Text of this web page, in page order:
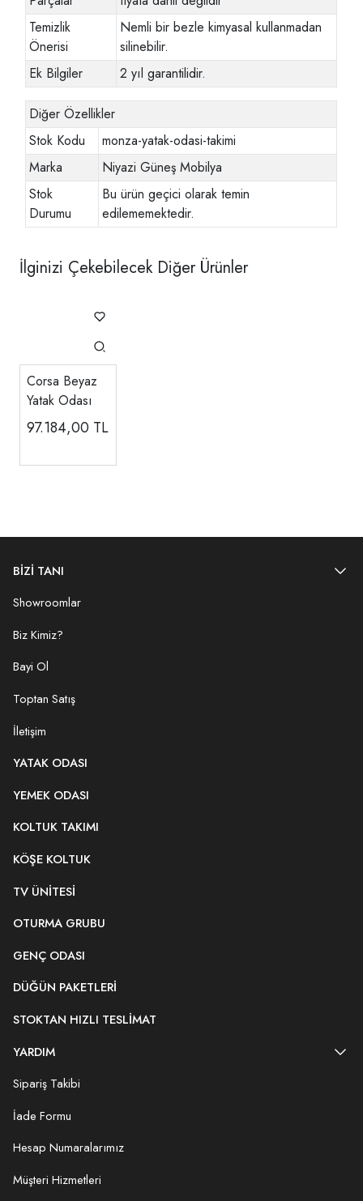
Temizlik
Önerisi
Nemli bir bezle kimyasal kullanmadan
silinebilir.
Ek Bilgiler
2 yıl garantilidir.
Diğer Özellikler
Stok Kodu
monza-yatak-odasi-takimi
Marka
Niyazi Güneş Mobilya
Stok
Durumu
Bu ürün geçici olarak temin
edilememektedir.
İlginizi Çekebilecek Diğer Ürünler
Corsa Beyaz
Yatak Odası
97.184,00 TL
BİZİ TANI
Showroomlar
Biz Kimiz?
Bayi Ol
Toptan Satış
İletişim
YATAK ODASI
YEMEK ODASI
KOLTUK TAKIMI
KÖŞE KOLTUK
TV ÜNITESI
OTURMA GRUBU
GENÇ ODASI
DÜĞÜN PAKETLERI
STOKTAN HIZLI TESLIMAT
YARDIM
Sipariş Takibi
İade Formu
Hesap Numaralarımız
Müşteri Hizmetleri